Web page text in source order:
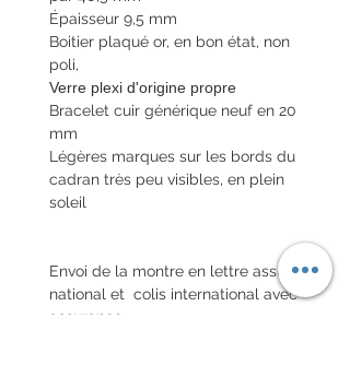
Épaisseur 9,5 mm
Boitier plaqué or, en bon état, non
poli,
Verre plexi d'origine propre
Bracelet cuir générique neuf en 20
mm
Légères marques sur les bords du
cadran très peu visibles, en plein
soleil
Envoi de la montre en lettre assuré
national et colis international avec
assurance